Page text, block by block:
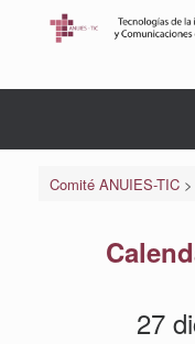
Comité ANUIES-TIC>
27